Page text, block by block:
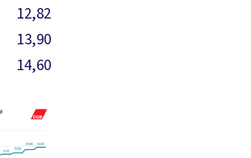
12,82
13,90
14,60